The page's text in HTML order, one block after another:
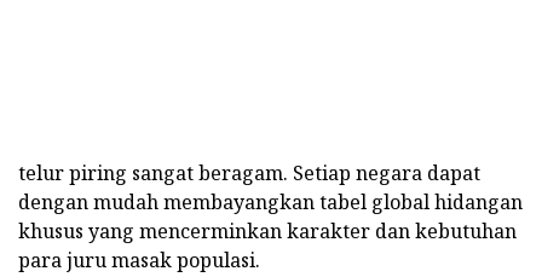
telur piring sangat beragam. Setiap negara dapat
dengan mudah membayangkan tabel global hidangan
khusus yang mencerminkan karakter dan kebutuhan
para juru masak populasi.